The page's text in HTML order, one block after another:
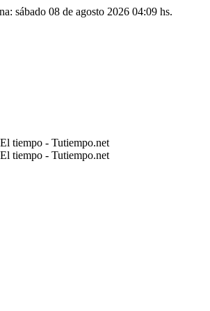
sábado 08 de agosto 2026 04:09 hs.
El tiempo - Tutiempo.net
El tiempo - Tutiempo.net